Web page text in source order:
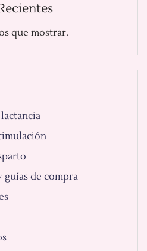
que mostrar.
de compra